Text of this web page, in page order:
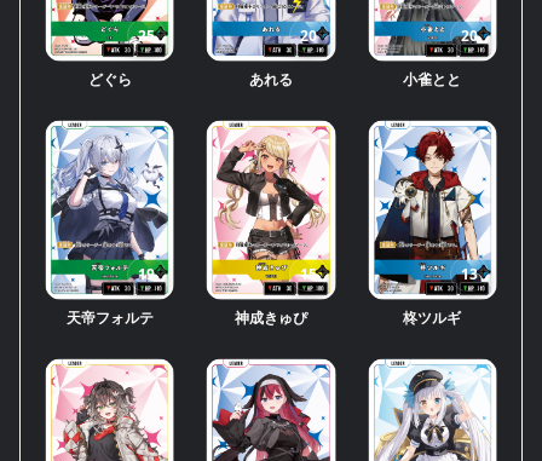
25
どぐら
20
あれる
20
小雀とと
19
天帝フォルテ
15
神成きゅぴ
13
柊ツルギ